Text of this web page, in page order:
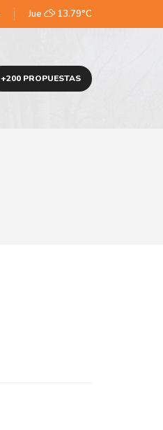
Jue 13.79°C
+200 PROPUESTAS